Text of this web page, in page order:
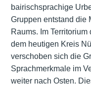
bairischsprachige
Gruppen entstand die
Raums. Im Territorium
dem heutigen Kreis
verschoben sich die
Sprachmerkmale im
weiter nach Osten.